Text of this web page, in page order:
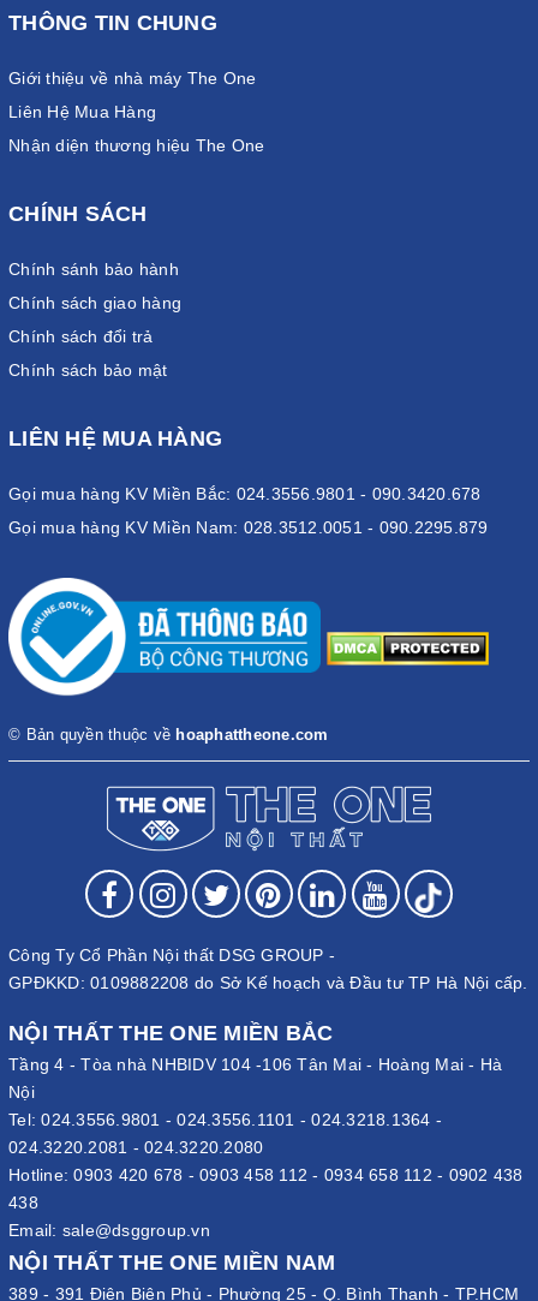
THÔNG TIN CHUNG
Giới thiệu về nhà máy The One
Liên Hệ Mua Hàng
Nhận diện thương hiệu The One
CHÍNH SÁCH
Chính sánh bảo hành
Chính sách giao hàng
Chính sách đổi trả
Chính sách bảo mật
LIÊN HỆ MUA HÀNG
Gọi mua hàng KV Miền Bắc: 024.3556.9801 - 090.3420.678
Gọi mua hàng KV Miền Nam: 028.3512.0051 - 090.2295.879
© Bản quyền thuộc về hoaphattheone.com
Công Ty Cổ Phần Nội thất DSG GROUP -
GPĐKKD: 0109882208 do Sở Kế hoạch và Đầu tư TP Hà Nội cấp.
NỘI THẤT THE ONE MIỀN BẮC
Tầng 4 - Tòa nhà NHBIDV 104 -106 Tân Mai - Hoàng Mai - Hà
Nội
Tel:024.3556.9801 -024.3556.1101 -024.3218.1364 -
024.3220.2081 - 024.3220.2080
Hotline:0903 420 678 - 0903 458 112 - 0934 658 112 - 0902 438
438
Email: sale@dsggroup.vn
NỘI THẤT THE ONE MIỀN NAM
389 - 391 Điện Biên Phủ - Phường 25 - Q. Bình Thạnh - TP.HCM